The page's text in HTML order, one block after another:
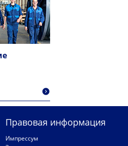
Правовая информация
Импрессум